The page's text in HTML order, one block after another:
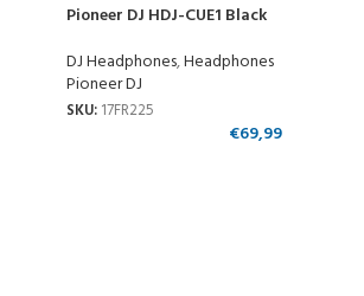
Pioneer DJ HDJ-CUE1 Black
DJ Headphones,Headphones
Pioneer DJ
SKU: 17FR225
€69,99